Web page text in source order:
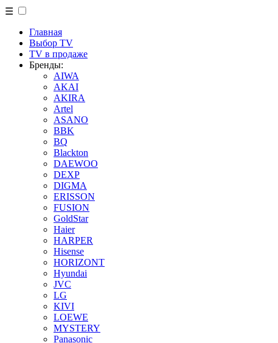
☰
Главная
Выбор TV
TV в продаже
Бренды:
AIWA
AKAI
AKIRA
Artel
ASANO
BBK
BQ
Blackton
DAEWOO
DEXP
DIGMA
ERISSON
FUSION
GoldStar
Haier
HARPER
Hisense
HORIZONT
Hyundai
JVC
LG
KIVI
LOEWE
MYSTERY
Panasonic